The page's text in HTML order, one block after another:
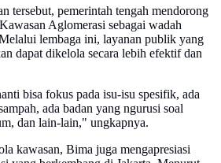
tersebut, pemerintah tengah mendorong
Aglomerasi sebagai wadah
lembaga ini, layanan publik yang
dapat dikelola secara lebih efektif dan
bisa fokus pada isu-isu spesifik, ada
ada badan yang ngurusi soal
dan lain-lain," ungkapnya.
kawasan, Bima juga mengapresiasi